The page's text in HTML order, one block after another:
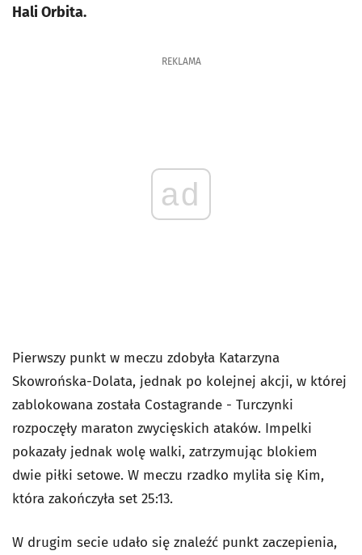
Hali Orbita.
REKLAMA
ad
Pierwszy punkt w meczu zdobyła Katarzyna
Skowrońska-Dolata, jednak po kolejnej akcji, w której
zablokowana została Costagrande - Turczynki
rozpoczęły maraton zwycięskich ataków. Impelki
pokazały jednak wolę walki, zatrzymując blokiem
dwie piłki setowe. W meczu rzadko myliła się Kim,
która zakończyła set 25:13.
W drugim secie udało się znaleźć punkt zaczepienia,